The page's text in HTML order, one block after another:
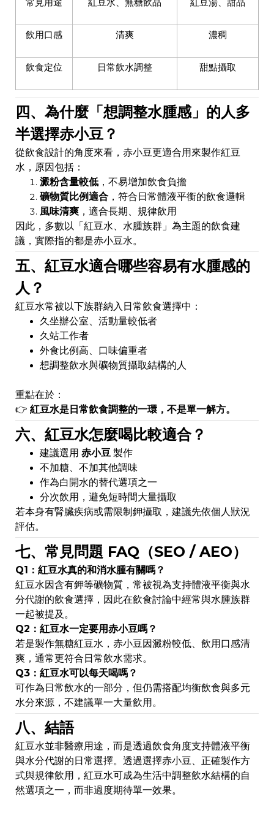
常見用途 紅豆水、無糖飲品 紅豆湯、甜品
飲用口感 清爽 濃稠
飲食定位 日常飲水調整 甜點攝取
四、為什麼「想調整水腫感」的人多
半選擇赤小豆？
從飲食設計的角度來看，赤小豆更適合用來製作紅豆
水，原因包括：
澱粉含量較低 ，不易增加飲食負擔
礦物質比例適合 ，符合日常體液平衡的飲食邏輯
風味清爽 ，適合長期、規律飲用
因此，多數以「紅豆水、水腫族群」為主題的飲食建
議，實際指的都是赤小豆水。
五、紅豆水適合哪些容易有水腫感的
人？
紅豆水常被以下族群納入日常飲食選擇中：
久坐辦公室、活動量較低者
久站工作者
外食比例高、口味偏重者
想調整飲水與礦物質攝取結構的人
重點在於：
👉 紅豆水是日常飲食調整的一環，不是單一解方。
六、紅豆水怎麼喝比較適合？
建議選用 赤小豆 製作
不加糖、不加其他調味
作為白開水的替代選項之一
分次飲用，避免短時間大量攝取
若本身有腎臟疾病或需限制鉀攝取，建議先依個人狀況
評估。
七、常見問題 FAQ（SEO / AEO）
Q1：紅豆水真的和消水腫有關嗎？
紅豆水因含有鉀等礦物質，常被視為支持體液平衡與水
分代謝的飲食選擇，因此在飲食討論中經常與水腫族群
一起被提及。
Q2：紅豆水一定要用赤小豆嗎？
若是製作無糖紅豆水，赤小豆因澱粉較低、飲用口感清
爽，通常更符合日常飲水需求。
Q3：紅豆水可以每天喝嗎？
可作為日常飲水的一部分，但仍需搭配均衡飲食與多元
水分來源，不建議單一大量飲用。
八、結語
紅豆水並非醫療用途，而是透過飲食角度支持體液平衡
與水分代謝的日常選擇。透過選擇赤小豆、正確製作方
式與規律飲用，紅豆水可成為生活中調整飲水結構的自
然選項之一，而非過度期待單一效果。